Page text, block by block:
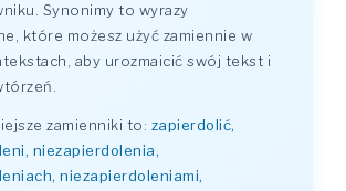
Synonimy to wyrazy
które możesz użyć zamiennie w
aby urozmaicić swój tekst i
zamienniki to: zapierdolić,
niezapierdolenia,
niezapierdoleniami,